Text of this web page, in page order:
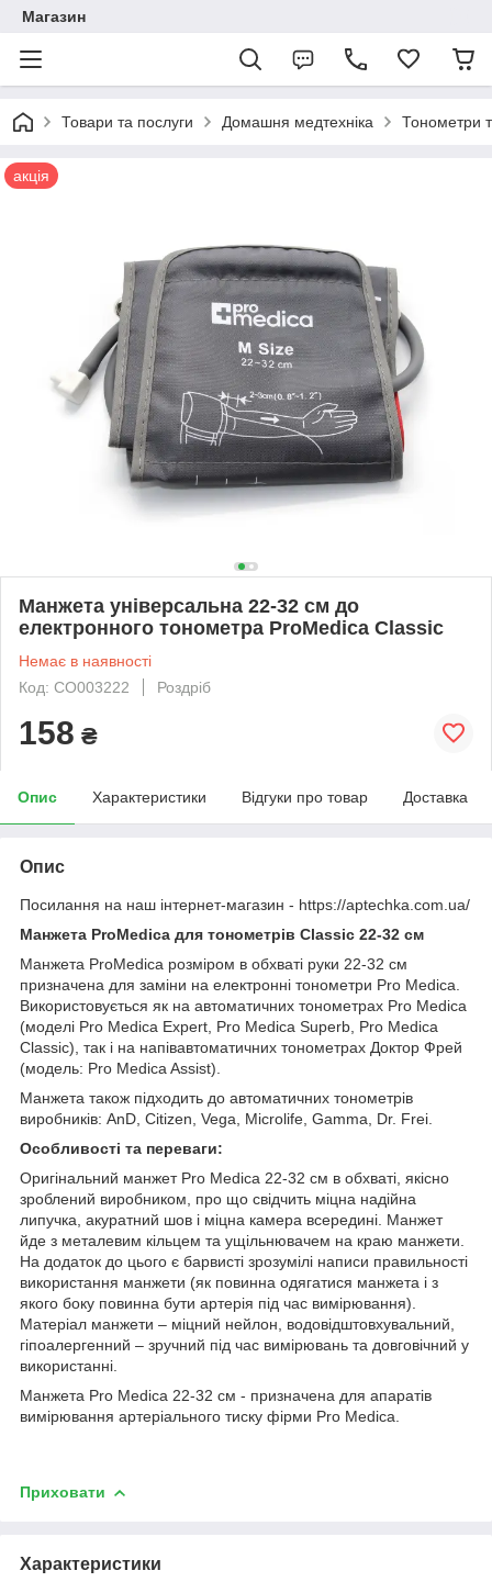
Магазин
Товари та послуги Домашня медтехніка Тонометри
акція
Манжета універсальна 22-32 см до
електронного тонометра ProMedica Classic
Немає в наявності
Код: CO003222
Роздріб
158 ₴
Опис Характеристики Відгуки про товар Доставка
Опис
Посилання на наш інтернет-магазин - https://aptechka.com.ua/
Манжета ProMedica для тонометрів Classic 22-32 см
Манжета ProMedica розміром в обхваті руки 22-32 см
призначена для заміни на електронні тонометри Pro Medica.
Використовується як на автоматичних тонометрах Pro Medica
(моделі Pro Medica Expert, Pro Medica Superb, Pro Medica
Classic), так і на напівавтоматичних тонометрах Доктор Фрей
(модель: Pro Medica Assist).
Манжета також підходить до автоматичних тонометрів
виробників: AnD, Citizen, Vega, Microlife, Gamma, Dr. Frei.
Особливості та переваги:
Оригінальний манжет Pro Medica 22-32 см в обхваті, якісно
зроблений виробником, про що свідчить міцна надійна
липучка, акуратний шов і міцна камера всередині. Манжет
йде з металевим кільцем та ущільнювачем на краю манжети.
На додаток до цього є барвисті зрозумілі написи правильності
використання манжети (як повинна одягатися манжета і з
якого боку повинна бути артерія під час вимірювання).
Матеріал манжети – міцний нейлон, водовідштовхувальний,
гіпоалергенний – зручний під час вимірювань та довговічний у
використанні.
Манжета Pro Medica 22-32 см - призначена для апаратів
вимірювання артеріального тиску фірми Pro Medica.
Приховати
Характеристики